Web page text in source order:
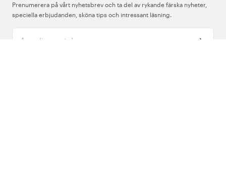
Prenumerera på vårt nyhetsbrev och ta del av rykande färska nyheter,
speciella erbjudanden, sköna tips och intressant läsning.